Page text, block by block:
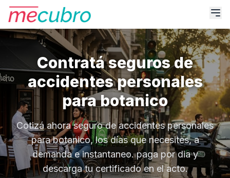
Contratá seguros de
accidentes personales
para botanico
Cotizá ahora seguro de accidentes personales
para botanico, los días que necesites, a
demanda e instantaneo. paga por dia y
descarga tu certificado en el acto.